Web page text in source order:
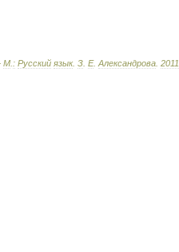
М : Русский язык. З Е. Александрова 2011